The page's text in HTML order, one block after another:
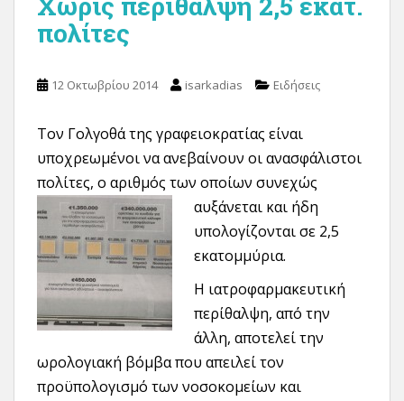
πολίτες
12 Οκτωβρίου 2014 isarkadias Ειδήσεις
Τον Γολγοθά της γραφειοκρατίας είναι
υποχρεωμένοι να ανεβαίνουν οι ανασφάλιστοι
πολίτες, ο αριθμός των οποίων συνεχώς
αυξάνεται και ήδη
υπολογίζονται σε 2,5
εκατομμύρια.
Η ιατροφαρμακευτική
περίθαλψη, από την
άλλη, αποτελεί την
ωρολογιακή βόμβα που απειλεί τον
προϋπολογισμό των νοσοκομείων και